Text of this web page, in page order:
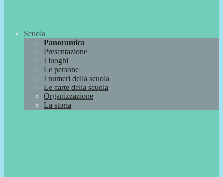
Scuola
Panoramica
Presentazione
I luoghi
Le persone
I numeri della scuola
Le carte della scuola
Organizzazione
La storia